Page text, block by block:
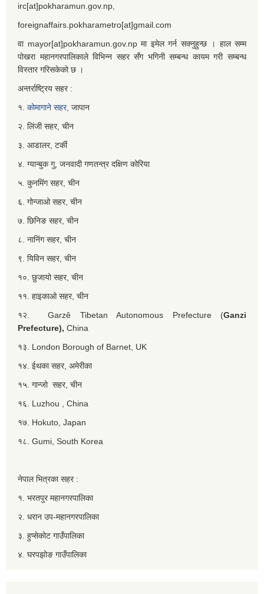
irc[at]pokharamun.gov.np,
foreignaffairs.pokharametro[at]gmail.com
वा mayor[at]pokharamun.gov.np मा इमेल गर्न सक्नुहुन्छ । हाल सम्म
पोखरा महानगरपालिकाले विभिन्न सहर सँग भगिनी सम्बन्ध कायम गरी सम्बन्ध
विस्तार गरिसकेको छ ।
अन्तर्राष्ट्रिय सहर :
१. कोमागाने सहर, जापान
२. लिंजी सहर, चीन
३. आडालर, टर्की
४. ग्यान्बुक गु, जनवादी गणतन्त्र दक्षिण कोरिया
५. कुनमिंग सहर, चीन
६. गोन्जाओ सहर, चीन
७. छिनिङ सहर, चीन
८. नानिंग सहर, चीन
९. यिविन सहर, चीन
१०. छुजायो सहर, चीन
११. हाइकाओ सहर, चीन
१२. Garzê Tibetan Autonomous Prefecture (Ganzi
Prefecture), China
१३. London Borough of Barnet, UK
१४. ईथका सहर, अमेरीका
१५. गान्जो सहर, चीन
१६. Luzhou , China
१७. Hokuto, Japan
१८. Gumi, South Korea
नेपाल भित्रका सहर :
१. भरतपुर महानगरपालिका
२. धरान उप-महानगरपालिका
३. हुप्सेकोट गाउँपालिका
४. घरपझोङ गाउँपालिका